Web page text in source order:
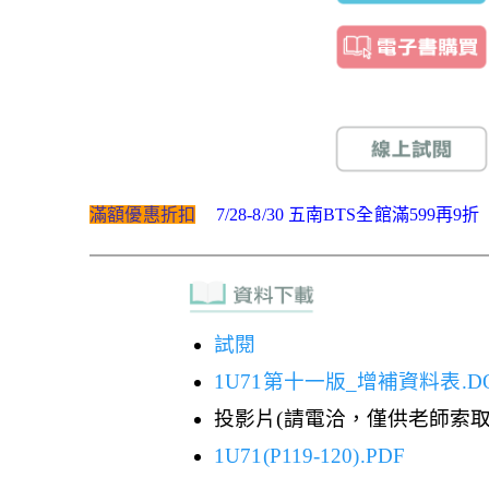
滿額優惠折扣 7/28-8/30 五南BTS全館滿599再9折
試閱
1U71第十一版_增補資料表
投影片(請電洽，僅供老師索
1U71(P119-120).PDF